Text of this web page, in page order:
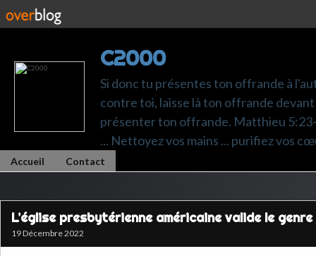
C2000
Si donc tu présentes ton offrande à
contre toi, laisse là ton offrande
présenter ton offrande. Matthieu 5:23-
... Nettoyez vos mains ... purifiez vos
Accueil Contact
L’église presbytérienne américaine valide le
19 Décembre 2022